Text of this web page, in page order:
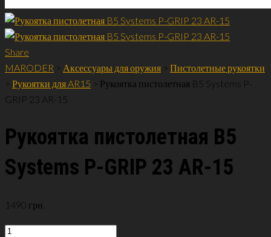
Share
MARODER > Аксессуары для оружия > Пистолетные рукоятки
> Рукоятки для AR15 > Рукоятка пистолетная B5 Systems P-
GRIP 23 AR-15
Рукоятка пистолетная B5
Systems P-GRIP 23 AR-15
1490 грн.